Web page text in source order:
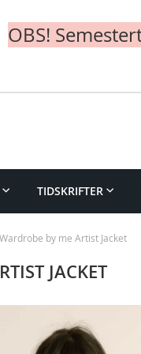
OBS!
TIDSKRIFTER
Wardrobe by me Artist Jacket
JACKET